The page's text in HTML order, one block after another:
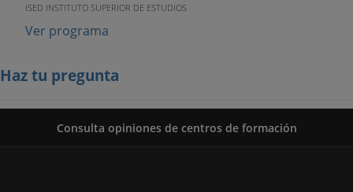
ISED INSTITUTO SUPERIOR DE ESTUDIOS
Ver programa
Haz tu pregunta
Consulta opiniones de centros de formación